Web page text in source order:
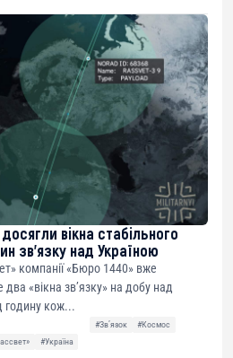
вікна стабільного
зв’язку над Україною
компанії «Бюро 1440» вже
«вікна зв’язку» на добу над
годину кож...
#Звʼязок
#Космос
#Україна